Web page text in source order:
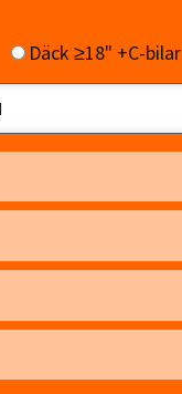
Däck ≥18" +C-bilar